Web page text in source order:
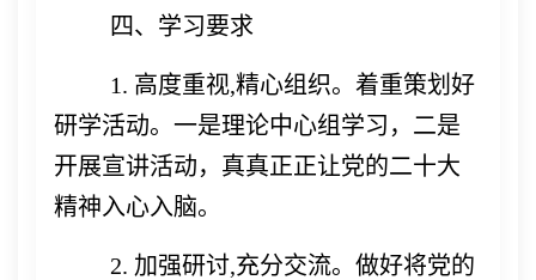
四、学习要求
1. 高度重视,精心组织。着重策划好
研学活动。一是理论中心组学习，二是
开展宣讲活动，真真正正让党的二十大
精神入心入脑。
2. 加强研讨,充分交流。做好将党的